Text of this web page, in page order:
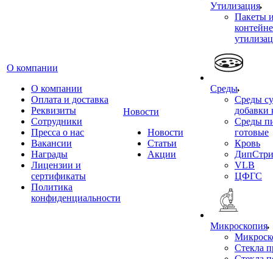
О компании
О компании
Оплата и доставка
Реквизиты
Сотрудники
Пресса о нас
Вакансии
Награды
Лицензии и
сертификаты
Политика
конфиденциальности
Новости
Новости
Статьи
Акции
Утилизация
Пакеты
Среды
Среды
добавки
Среды
готовые
Кровь
VLB
ЦФГС
Микроскопия
Стекла